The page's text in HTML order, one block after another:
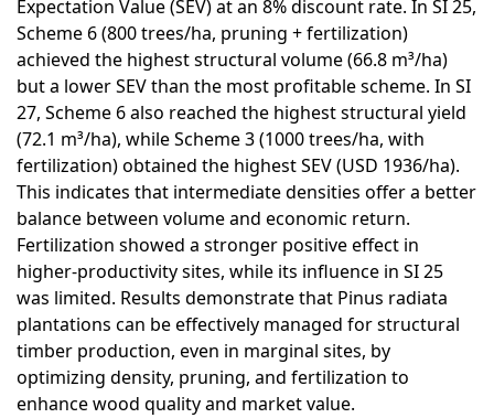
Expectation Value (SEV) at an 8% discount rate. In SI 25,
Scheme 6 (800 trees/ha, pruning + fertilization)
achieved the highest structural volume (66.8 m³/ha)
but a lower SEV than the most profitable scheme. In SI
27, Scheme 6 also reached the highest structural yield
(72.1 m³/ha), while Scheme 3 (1000 trees/ha, with
fertilization) obtained the highest SEV (USD 1936/ha).
This indicates that intermediate densities offer a better
balance between volume and economic return.
Fertilization showed a stronger positive effect in
higher-productivity sites, while its influence in SI 25
was limited. Results demonstrate that Pinus radiata
plantations can be effectively managed for structural
timber production, even in marginal sites, by
optimizing density, pruning, and fertilization to
enhance wood quality and market value.